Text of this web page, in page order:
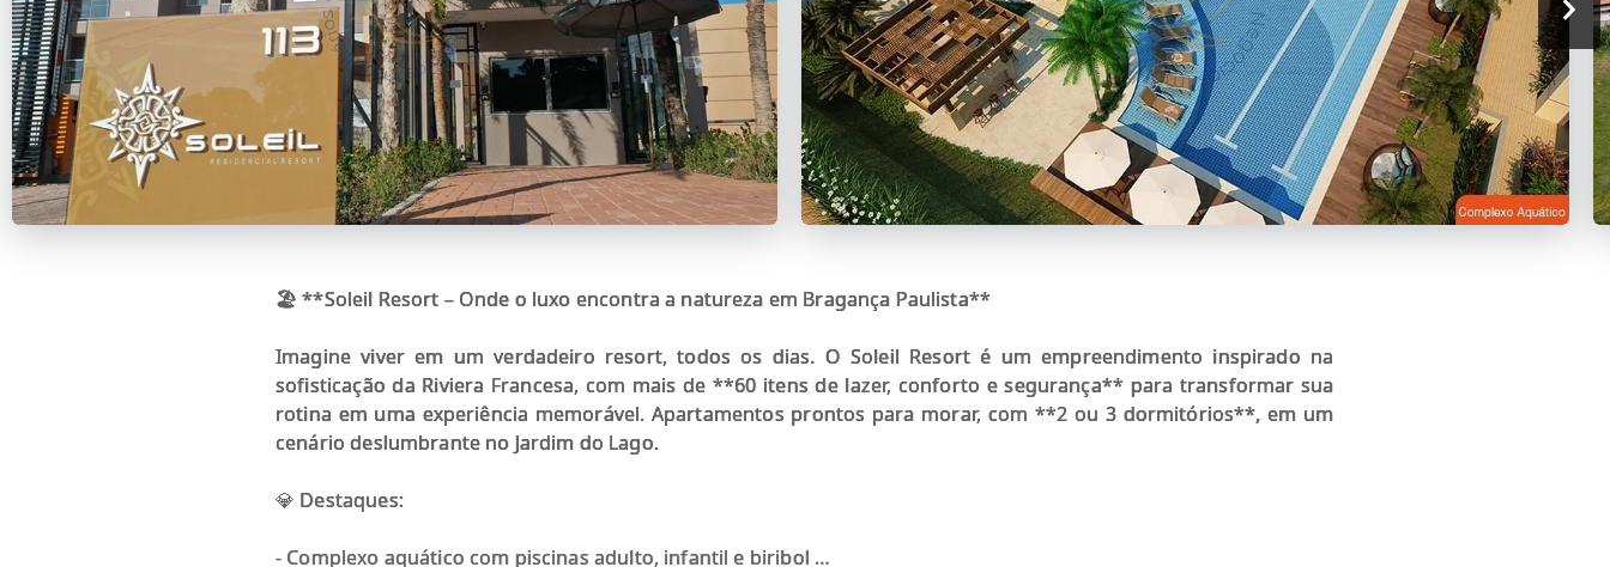
🏖️ **Soleil Resort – Onde o luxo encontra a natureza em Bragança Paulista**
Imagine viver em um verdadeiro resort, todos os dias. O Soleil Resort é um empreendimento inspirado na
sofisticação da Riviera Francesa, com mais de **60 itens de lazer, conforto e segurança** para transformar sua
rotina em uma experiência memorável. Apartamentos prontos para morar, com **2 ou 3 dormitórios**, em um
cenário deslumbrante no Jardim do Lago.
💎 Destaques:
- Complexo aquático com piscinas adulto, infantil e biribol